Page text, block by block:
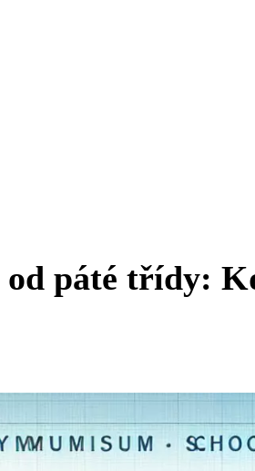
páté třídy: